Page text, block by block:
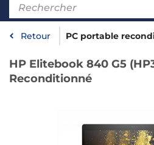
Retour PC portable
HP Elitebook 840 G5
Reconditionné